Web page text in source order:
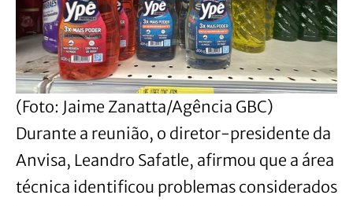
(Foto: Jaime Zanatta/Agência GBC)
Durante a reunião, o diretor-presidente da
Anvisa, Leandro Safatle, afirmou que a área
técnica identificou problemas considerados